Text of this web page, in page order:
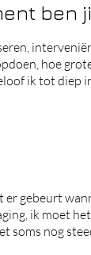
ben
hoe
ik tot diep
gebeurt
ik moet
soms nog